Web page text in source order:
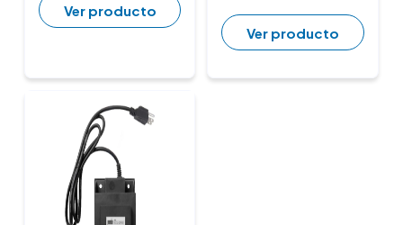
Ver producto
Ver producto